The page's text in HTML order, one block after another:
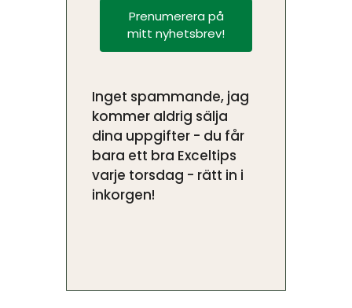
Prenumerera på
mitt nyhetsbrev!
Inget spammande, jag
kommer aldrig sälja
dina uppgifter - du får
bara ett bra Exceltips
varje torsdag - rätt in i
inkorgen!